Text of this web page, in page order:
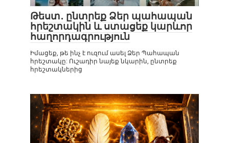
Թեստ․ ընտրեք Ձեր պահապան
հրեշտակին և ստացեք կարևոր
հաղորդագրություն
Իմացեք, թե ինչ է ուզում ասել Ձեր Պահապան
հրեշտակը: Ուշադիր նայեք նկարին, ընտրեք
հրեշտակներից